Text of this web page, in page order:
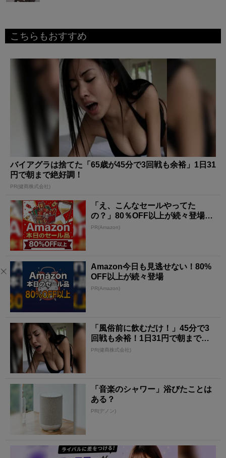
こちらもおすすめ
バイアグラは捨てた「65歳が45分で3回戦も余裕」1日31
円で朝まで絶好調！
PR(健商株式会社)
「え、こんなセールやってた
の？」80％OFF以上が続々登場！
Amazonの本気が...
PR(Amazon)
Amazon今日も見逃せない！80%
OFF以上が続々登場
PR(Amazon)
「風俗前に飲むだけ！」45分で3
回戦も余裕！1日31円で朝まで絶
好調
PR(健商株式会社)
「音楽のシャワー」浴びたことは
ある？
PR(デノン)